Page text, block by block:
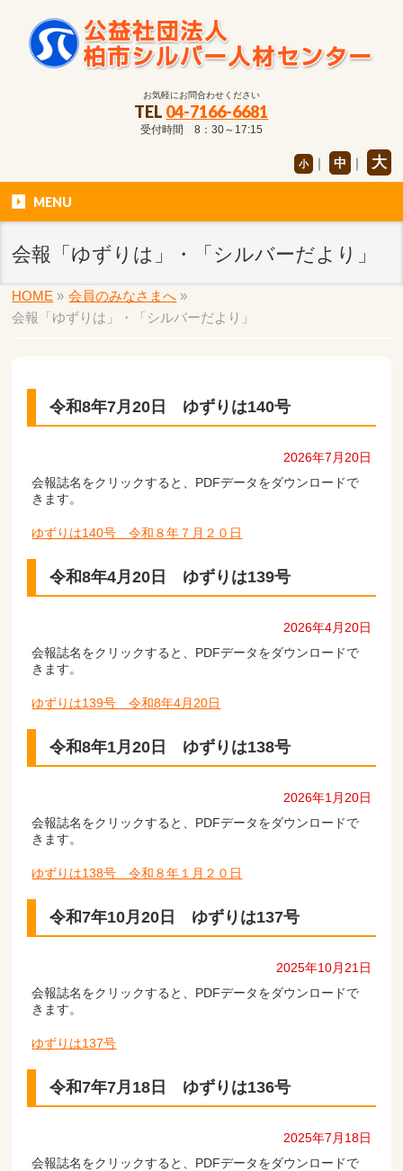
お気軽にお問合わせください
TEL 04-7166-6681
受付時間 8：30～17:15
小 ｜ 中 ｜ 大
MENU
会報「ゆずりは」・「シルバーだより」
HOME » 会員のみなさまへ »
会報「ゆずりは」・「シルバーだより」
令和8年7月20日 ゆずりは140号
2026年7月20日
会報誌名をクリックすると、PDFデータをダウンロードで
きます。
ゆずりは140号 令和８年７月２０日
令和8年4月20日 ゆずりは139号
2026年4月20日
会報誌名をクリックすると、PDFデータをダウンロードで
きます。
ゆずりは139号 令和8年4月20日
令和8年1月20日 ゆずりは138号
2026年1月20日
会報誌名をクリックすると、PDFデータをダウンロードで
きます。
ゆずりは138号 令和８年１月２０日
令和7年10月20日 ゆずりは137号
2025年10月21日
会報誌名をクリックすると、PDFデータをダウンロードで
きます。
ゆずりは137号
令和7年7月18日 ゆずりは136号
2025年7月18日
会報誌名をクリックすると、PDFデータをダウンロードで